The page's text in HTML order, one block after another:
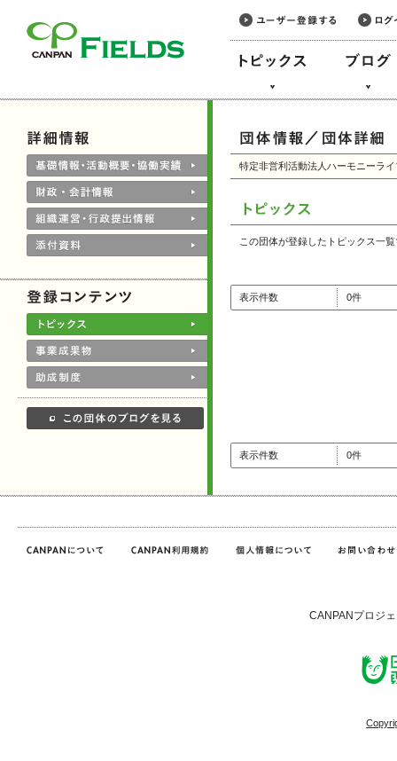
特定非営利活動法人ハーモニーライ
この団体が登録したトピックス一
表示件数 0件
表示件数 0件
CANPANプロジ